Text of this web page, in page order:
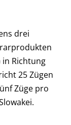
drei
in Richtung
25 Zügen
Züge pro